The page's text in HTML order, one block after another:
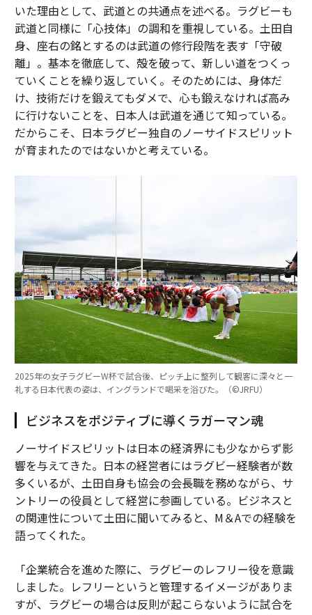
いた理由として、武道との共通点を述べる。ラグビーも
武道と同様に「心技体」の調和を重視している。土田自
身、座右の銘とするのは武道の修行段階を表す「守破
離」。基本を徹底して、殻を破って、新しい道をつくっ
ていくことを繰り返していく。そのためには、身体だ
け、技術だけを鍛えてもダメで、心も鍛えなければ高み
に行けないことを、日本人は武道を通じて知っている。
だからこそ、日本ラグビー独自のノーサイドスピリット
が育まれたのではないかと考えている。
2025年の女子ラグビーW杯で試合後、ピッチ上に整列して観客に深々と一
礼する日本代表の姿は、イングランドで喝采を浴びた。（©︎JRFU）
ビジネスをポジティブに導くラガーマン魂
ノーサイドスピリットは日本の経済界にも少なからず影
響を与えてきた。日本の経営者にはラグビー経験者が数
多くいるが、土田自身も協会の会長職を務めながら、サ
ントリーの役員として経営に参画している。ビジネスと
の関連性について土田に聞いてみると、M＆Aでの経験を
語ってくれた。
「企業統合を進めた際に、ラグビーのレフリー役を意識
しました。レフリーというと管理するイメージがありま
すが、ラグビーの場合は反則が起こらないように試合を